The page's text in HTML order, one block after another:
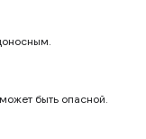
быть опасной.